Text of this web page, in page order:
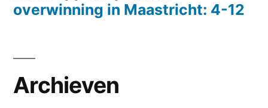
overwinning in Maastricht: 4-12
Archieven